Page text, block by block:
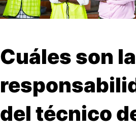
Buscar Enviar
Cuáles son
del técnico